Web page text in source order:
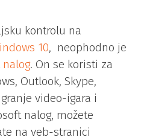
kontrolu na
10, neophodno je
nalog. On se koristi za
Outlook, Skype,
video-igara i
nalog, možete
na veb-stranici